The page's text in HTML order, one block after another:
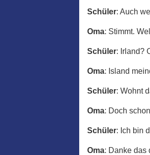
Schüler: Auch
Oma: Stimmt.
Schüler: Irland?
Oma: Island
Schüler: Wohnt
Oma: Doch
Schüler: Ich bin
Oma: Danke das